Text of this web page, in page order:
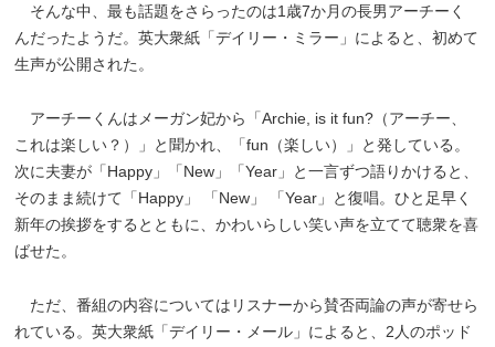
そんな中、最も話題をさらったのは1歳7か月の長男アーチーく
んだったようだ。英大衆紙「デイリー・ミラー」によると、初めて
生声が公開された。
アーチーくんはメーガン妃から「Archie, is it fun?（アーチー、
これは楽しい？）」と聞かれ、「fun（楽しい）」と発している。
次に夫妻が「Happy」「New」「Year」と一言ずつ語りかけると、
そのまま続けて「Happy」 「New」 「Year」と復唱。ひと足早く
新年の挨拶をするとともに、かわいらしい笑い声を立てて聴衆を喜
ばせた。
ただ、番組の内容についてはリスナーから賛否両論の声が寄せら
れている。英大衆紙「デイリー・メール」によると、2人のポッド